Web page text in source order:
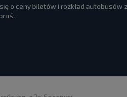
o ceny biletów i rozkład